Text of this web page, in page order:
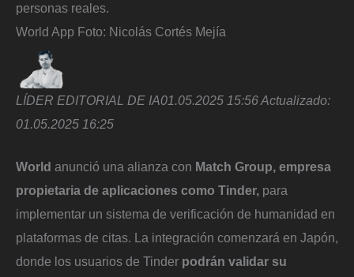
personas reales.
World App Foto: Nicolás Cortés Mejía
LÍDER EDITORIAL DE IA01.05.2025 15:56Actualizado:
01.05.2025 16:25
World anunció una alianza con Match Group, empresa
propietaria de aplicaciones como Tinder, para
implementar un sistema de verificación de humanidad en
plataformas de citas. La integración comenzará en Japón,
donde los usuarios de Tinder podrán validar su